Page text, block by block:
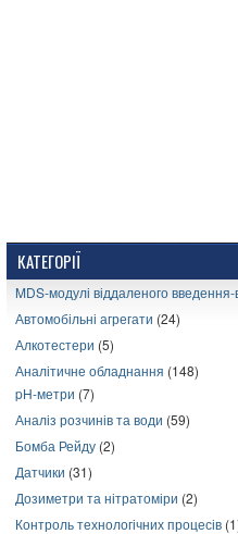
КАТЕГОРІЇ
MDS-модулі віддаленого
Автомобільні агрегати (24)
Алкотестери (5)
Аналітичне обладнання (148)
pH-метри (7)
Аналіз розчинів та води (59)
Бомба Рейду (2)
Датчики (31)
Дозиметри та нітратоміри (2)
Контроль технологічних процесів